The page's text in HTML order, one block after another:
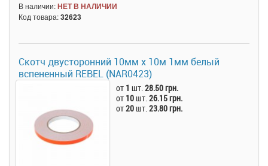
В наличии:НЕТ В НАЛИЧИИ
Код товара:32623
Скотч двусторонний 10мм х 10м 1мм белый
вспененный REBEL (NAR0423)
от 1 шт.28.50 грн.
от 10шт.26.15 грн.
от20шт.23.80 грн.